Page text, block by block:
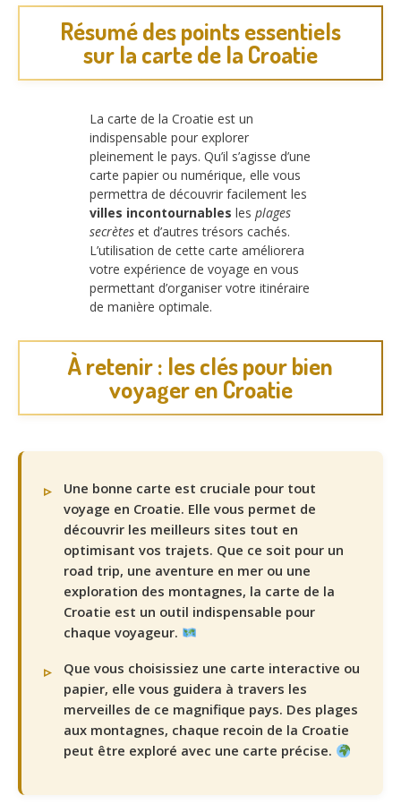
Résumé des points essentiels
sur la carte de la Croatie
La carte de la Croatie est un
indispensable pour explorer
pleinement le pays. Qu’il s’agisse d’une
carte papier ou numérique, elle vous
permettra de découvrir facilement les
villes incontournables les plages
secrètes et d’autres trésors cachés.
L’utilisation de cette carte améliorera
votre expérience de voyage en vous
permettant d’organiser votre itinéraire
de manière optimale.
À retenir : les clés pour bien
voyager en Croatie
Une bonne carte est cruciale pour tout
voyage en Croatie. Elle vous permet de
découvrir les meilleurs sites tout en
optimisant vos trajets. Que ce soit pour un
road trip, une aventure en mer ou une
exploration des montagnes, la carte de la
Croatie est un outil indispensable pour
chaque voyageur.
Que vous choisissiez une carte interactive ou
papier, elle vous guidera à travers les
merveilles de ce magnifique pays. Des plages
aux montagnes, chaque recoin de la Croatie
peut être exploré avec une carte précise.